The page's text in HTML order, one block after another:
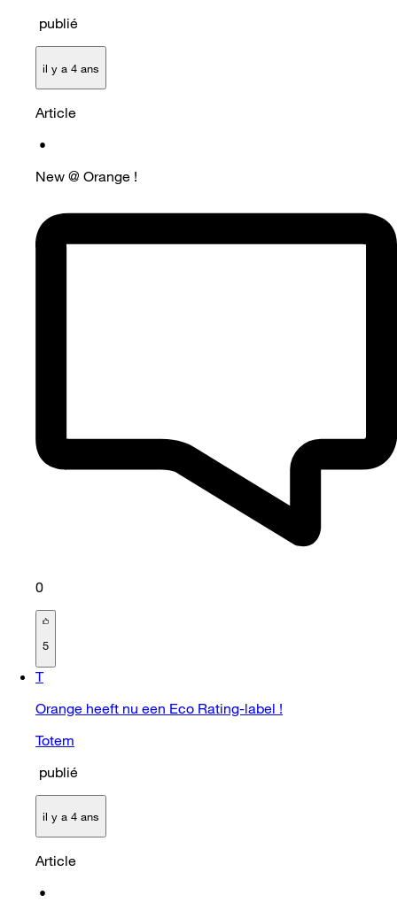
publié
il y a 4 ans
Article
•
New @ Orange !
0
5
T
Orange heeft nu een Eco Rating-label !
Totem
publié
il y a 4 ans
Article
•